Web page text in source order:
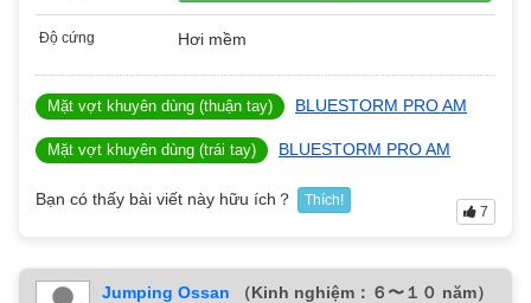
Độ cứng Hơi mềm
Mặt vợt khuyên dùng (thuận tay) BLUESTORM PRO AM
Mặt vợt khuyên dùng (trái tay) BLUESTORM PRO AM
Bạn có thấy bài viết này hữu ích？ Thích!
7
Jumping Ossan
（Kinh nghiệm：６〜１０ năm）